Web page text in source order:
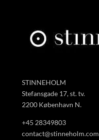
STINNEHOLM
Stefansgade 17, st. tv.
2200 København N.
+45 28349803
contact@stinneholm.com